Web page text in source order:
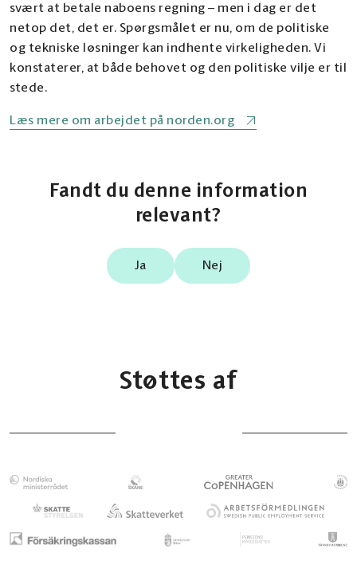
svært at betale naboens regning – men i dag er det
netop det, det er. Spørgsmålet er nu, om de politiske
og tekniske løsninger kan indhente virkeligheden. Vi
konstaterer, at både behovet og den politiske vilje er til
stede.
Læs mere om arbejdet på norden.org
Fandt du denne information
relevant?
Ja Nej
Støttes af